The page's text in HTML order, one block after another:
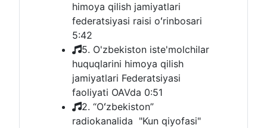
himoya qilish jamiyatlari
federatsiyasi raisi oʻrinbosari
5:42
5. O'zbekiston iste'molchilar
huquqlarini himoya qilish
jamiyatlari Federatsiyasi
faoliyati OAVda 0:51
2. “Oʻzbekiston”
radiokanalida "Kun qiyofasi"